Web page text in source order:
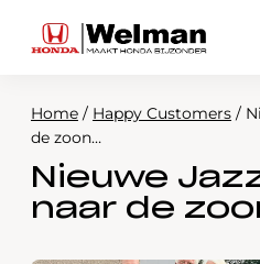
Modellen
Voorraad Plan
Home / Happy Customers /
de zoon…
Nieuwe
naar de